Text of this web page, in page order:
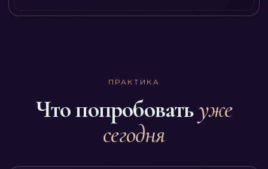
ПРАКТИКА
Что попробоватьуже
сегодня